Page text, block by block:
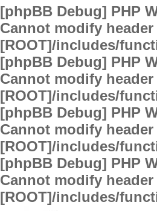
[phpBB Debug] PHP
Cannot modify
[ROOT]/includes/
[phpBB Debug] PHP
Cannot modify
[ROOT]/includes/
[phpBB Debug] PHP
Cannot modify
[ROOT]/includes/
[phpBB Debug] PHP
Cannot modify
[ROOT]/includes/